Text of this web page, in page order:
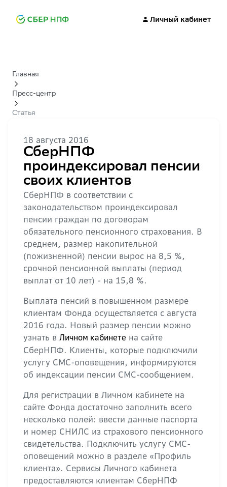
Личный кабинет
Главная
Пресс-центр
Статья
18 августа 2016
СберНПФ
проиндексировал пенсии
своих клиентов
СберНПФ в соответствии с
законодательством проиндексировал
пенсии граждан по договорам
обязательного пенсионного страхования. В
среднем, размер накопительной
(пожизненной) пенсии вырос на 8,5 %,
срочной пенсионной выплаты (период
выплат от 10 лет) - на 15,8 %.
Выплата пенсий в повышенном размере
клиентам Фонда осуществляется с августа
2016 года. Новый размер пенсии можно
узнать в Личном кабинете на сайте
СберНПФ. Клиенты, которые подключили
услугу СМС-оповещения, информируются
об индексации пенсии СМС-сообщением.
Для регистрации в Личном кабинете на
сайте Фонда достаточно заполнить всего
несколько полей: ввести данные паспорта
и номер СНИЛС из страхового пенсионного
свидетельства. Подключить услугу СМС-
оповещений можно в разделе «Профиль
клиента». Сервисы Личного кабинета
предоставляются клиентам СберНПФ